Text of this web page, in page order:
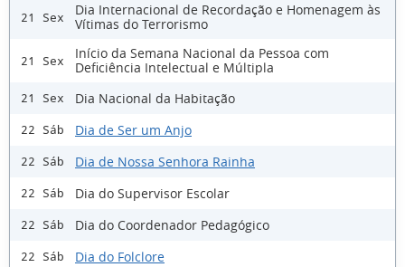
21 Sex
Dia Internacional de Recordação e Homenagem às
Vítimas do Terrorismo
21 Sex
Início da Semana Nacional da Pessoa com
Deficiência Intelectual e Múltipla
21 Sex Dia Nacional da Habitação
22 Sáb Dia de Ser um Anjo
22 Sáb Dia de Nossa Senhora Rainha
22 Sáb Dia do Supervisor Escolar
22 Sáb Dia do Coordenador Pedagógico
22 Sáb Dia do Folclore